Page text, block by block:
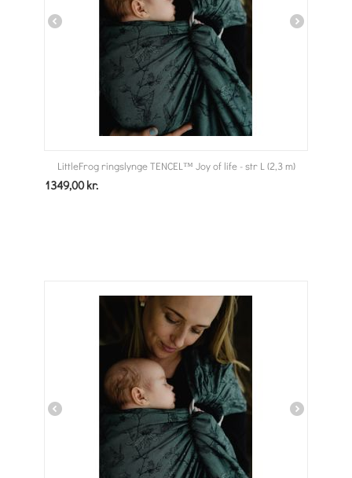
LittleFrog ringslynge TENCEL™ Joy of life - str L (2,3 m)
1349,00 kr.